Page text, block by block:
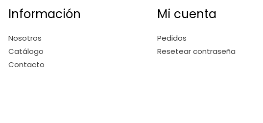
Información
Nosotros
Catálogo
Contacto
Mi cuenta
Pedidos
Resetear contraseña